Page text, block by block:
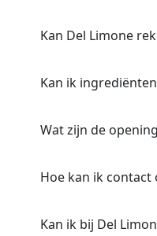
Kan Del Limone
Kan ik
Wat zijn de
Hoe kan ik contact
Kan ik bij Del